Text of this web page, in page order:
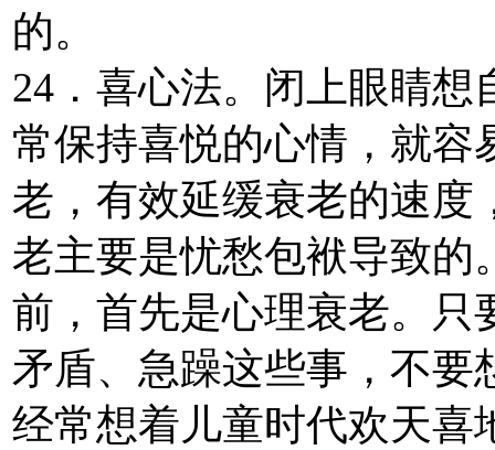
的。
24．喜心法。闭上眼睛
常保持喜悦的心情，就容
老，有效延缓衰老的速度
老主要是忧愁包袱导致的
前，首先是心理衰老。只
矛盾、急躁这些事，不要
经常想着儿童时代欢天喜